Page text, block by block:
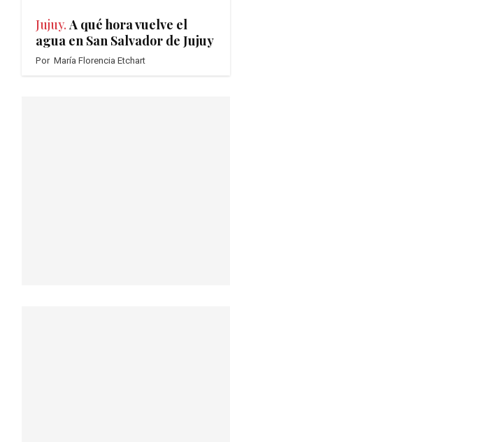
Jujuy.A qué hora vuelve el
agua en San Salvador de Jujuy
Por María Florencia Etchart